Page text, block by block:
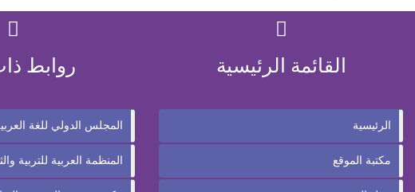
القائمة الرئيسية
الرئيسية
مكتبة الموقع
روابط
المجلس الدولي للغة
المنظمة العربية للتربية